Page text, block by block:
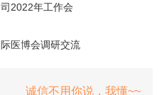
2022年工作会
医博会调研交流
诚信不用你说，我懂~~